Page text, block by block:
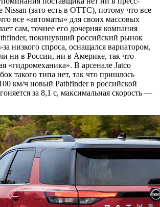
Nissan (зато есть в ОТТС), потому что все
все «автоматы» для своих массовых
сам, точнее его дочерняя компания
покинувший российский рынок
низкого спроса, оснащался вариатором,
ни в России, ни в Америке, так что
«гидромеханика». В арсенале Jatco
такого типа нет, так что пришлось
км/ч новый Pathfinder в российской
за 8,1 с, максимальная скорость —